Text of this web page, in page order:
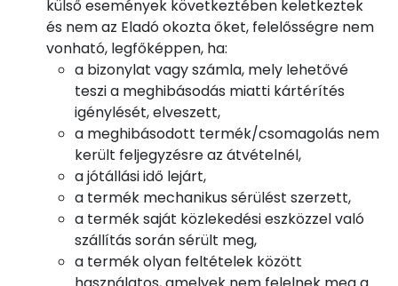
külső események következtében keletkeztek
és nem az Eladó okozta őket, felelősségre nem
vonható, legfőképpen, ha:
a bizonylat vagy számla, mely lehetővé
teszi a meghibásodás miatti kártérítés
igénylését, elveszett,
a meghibásodott termék/csomagolás nem
került feljegyzésre az átvételnél,
a jótállási idő lejárt,
a termék mechanikus sérülést szerzett,
a termék saját közlekedési eszközzel való
szállítás során sérült meg,
a termék olyan feltételek között